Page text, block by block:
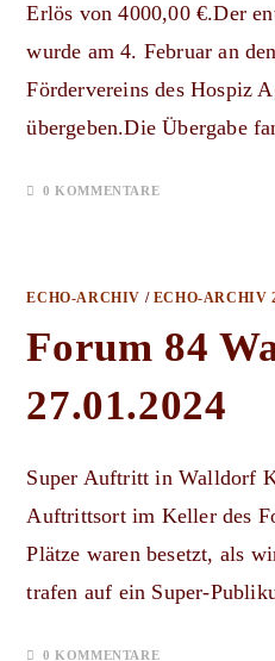
Erlös von 4000,00 €.Der
wurde am 4. Februar an
Fördervereins des Hospiz
übergeben.Die Übergabe
0 KOMMENTARE
ECHO-ARCHIV / ECHO-ARCHIV
Forum 84
27.01.2024
Super Auftritt in Walldorf
Auftrittsort im Keller des
Plätze waren besetzt, als
trafen auf ein Super-
0 KOMMENTARE